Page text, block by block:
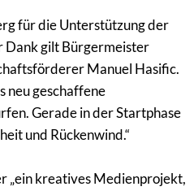
für die Unterstützung der
Dank gilt Bürgermeister
Manuel Hasific.
neu geschaffene
Gerade in der Startphase
und Rückenwind.“
„ein kreatives Medienprojekt,